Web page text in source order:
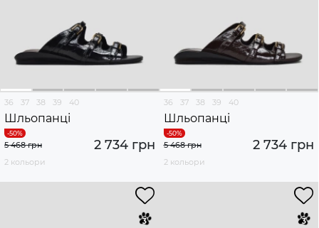
36 37 38 39 40
Шльопанці
2 734 грн
5 468 грн
2 кольори
36 37 38 39 40
Шльопанці
2 734 грн
5 468 грн
2 кольори